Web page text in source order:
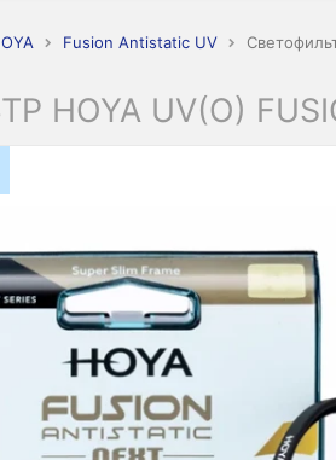
Fusion Antistatic UV
HOYA UV(O)